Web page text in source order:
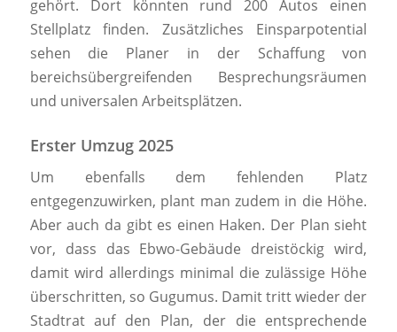
gehört. Dort könnten rund 200 Autos einen
Stellplatz finden. Zusätzliches Einsparpotential
sehen die Planer in der Schaffung von
bereichsübergreifenden Besprechungsräumen
und universalen Arbeitsplätzen.
Erster Umzug 2025
Um ebenfalls dem fehlenden Platz
entgegenzuwirken, plant man zudem in die Höhe.
Aber auch da gibt es einen Haken. Der Plan sieht
vor, dass das Ebwo-Gebäude dreistöckig wird,
damit wird allerdings minimal die zulässige Höhe
überschritten, so Gugumus. Damit tritt wieder der
Stadtrat auf den Plan, der die entsprechende